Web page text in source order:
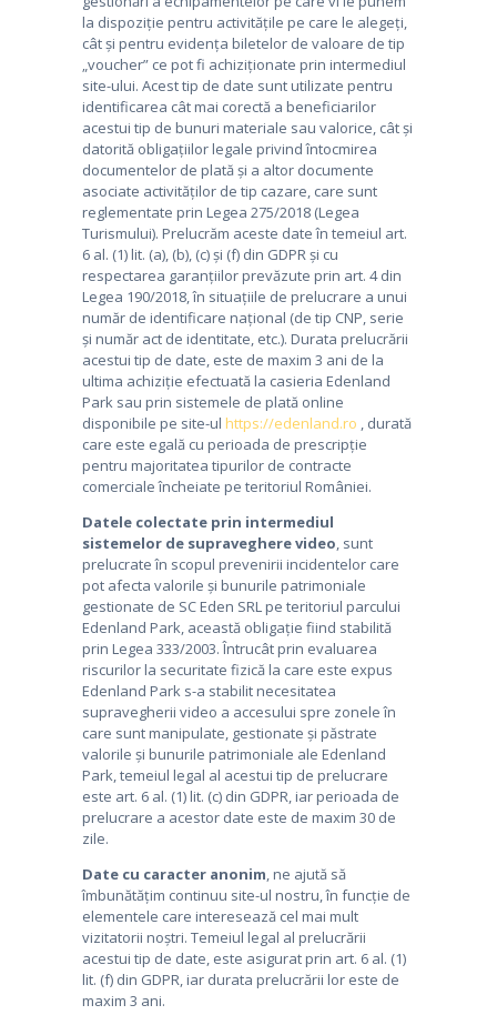
la dispoziție pentru activitățile pe care le alegeți,
cât și pentru evidența biletelor de valoare de tip
„voucher” ce pot fi achiziționate prin intermediul
site-ului. Acest tip de date sunt utilizate pentru
identificarea cât mai corectă a beneficiarilor
acestui tip de bunuri materiale sau valorice, cât și
datorită obligațiilor legale privind întocmirea
documentelor de plată și a altor documente
asociate activităților de tip cazare, care sunt
reglementate prin Legea 275/2018 (Legea
Turismului). Prelucrăm aceste date în temeiul art.
6 al. (1) lit. (a), (b), (c) și (f) din GDPR și cu
respectarea garanțiilor prevăzute prin art. 4 din
Legea 190/2018, în situațiile de prelucrare a unui
număr de identificare național (de tip CNP, serie
și număr act de identitate, etc.). Durata prelucrării
acestui tip de date, este de maxim 3 ani de la
ultima achiziție efectuată la casieria Edenland
Park sau prin sistemele de plată online
disponibile pe site-ul https://edenland.ro , durată
care este egală cu perioada de prescripție
pentru majoritatea tipurilor de contracte
comerciale încheiate pe teritoriul României.
Datele colectate prin intermediul
sistemelor de supraveghere video, sunt
prelucrate în scopul prevenirii incidentelor care
pot afecta valorile și bunurile patrimoniale
gestionate de SC Eden SRL pe teritoriul parcului
Edenland Park, această obligație fiind stabilită
prin Legea 333/2003. Întrucât prin evaluarea
riscurilor la securitate fizică la care este expus
Edenland Park s-a stabilit necesitatea
supravegherii video a accesului spre zonele în
care sunt manipulate, gestionate și păstrate
valorile și bunurile patrimoniale ale Edenland
Park, temeiul legal al acestui tip de prelucrare
este art. 6 al. (1) lit. (c) din GDPR, iar perioada de
prelucrare a acestor date este de maxim 30 de
zile.
Date cu caracter anonim, ne ajută să
îmbunătățim continuu site-ul nostru, în funcție de
elementele care interesează cel mai mult
vizitatorii noștri. Temeiul legal al prelucrării
acestui tip de date, este asigurat prin art. 6 al. (1)
lit. (f) din GDPR, iar durata prelucrării lor este de
maxim 3 ani.